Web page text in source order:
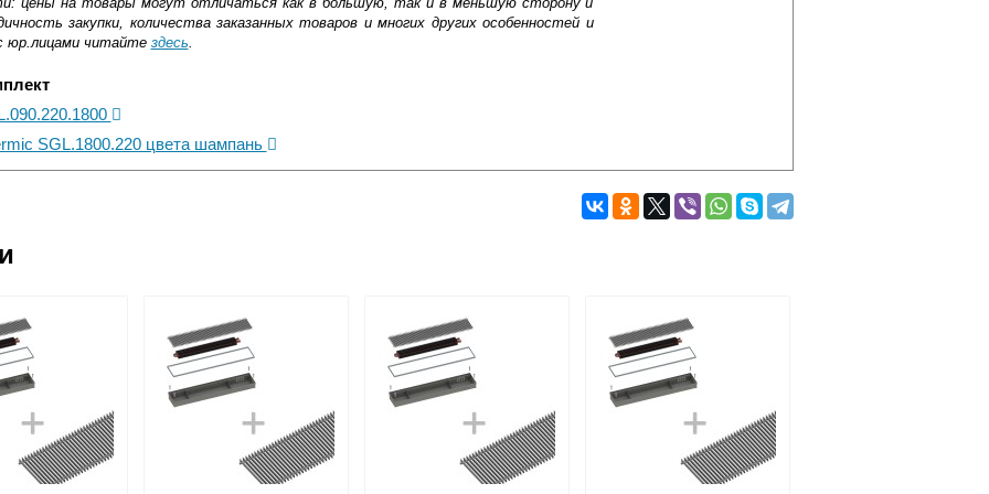
закупки, количества заказанных товаров и многих других особенностей и
юр.лицами читайте здесь
SGL.1800.220 цвета шампань
области
до подъезда
Web-money, Qiwi-кошельки и другие).
НДС)
Подробнее об оплате